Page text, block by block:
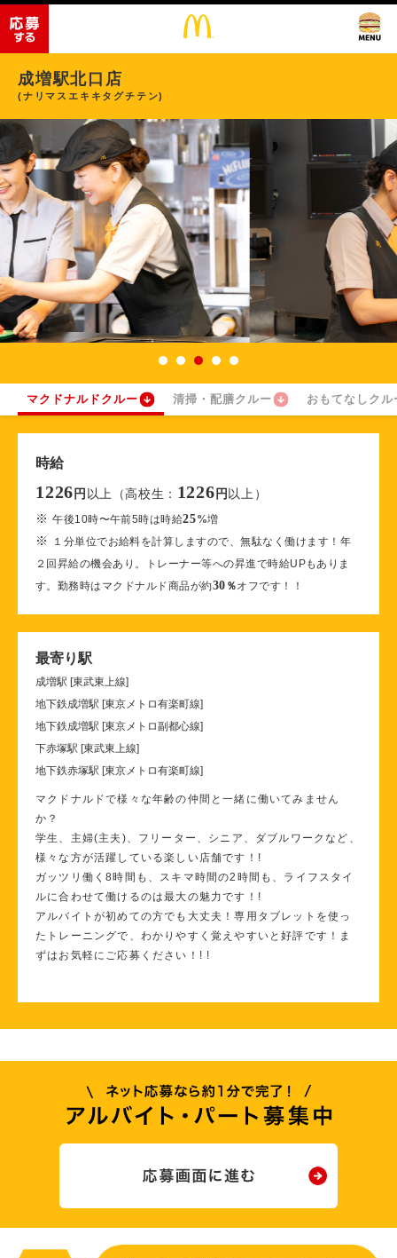
成増駅北口店
(ナリマスエキキタグチテン)
マクドナルドクルー 清掃・配膳クルー おもてなしクル
時給
1226 円 以上（高校生： 1226 円 以上）
※午後10時〜午前5時は時給25%増
※
１分単位でお給料を計算しますので、無駄なく働けます！年
２回昇給の機会あり。トレーナー等への昇進で時給UPもありま
す。勤務時はマクドナルド商品が約30 ％オフです！！
最寄り駅
成増駅 [東武東上線]
地下鉄成増駅 [東京メトロ有楽町線]
地下鉄成増駅 [東京メトロ副都心線]
下赤塚駅 [東武東上線]
地下鉄赤塚駅 [東京メトロ有楽町線]
マクドナルドで様々な年齢の仲間と一緒に働いてみません
か？
学生、主婦(主夫)、フリーター、シニア、ダブルワークなど、
様々な方が活躍している楽しい店舗です！!
ガッツリ働く8時間も、スキマ時間の2時間も、ライフスタイ
ルに合わせて働けるのは最大の魅力です！!
アルバイトが初めての方でも大丈夫！専用タブレットを使っ
たトレーニングで、わかりやすく覚えやすいと好評です！ま
ずはお気軽にご応募ください！! !